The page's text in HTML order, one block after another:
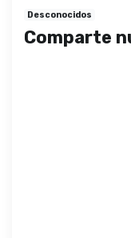
Desconocidos
Comparte